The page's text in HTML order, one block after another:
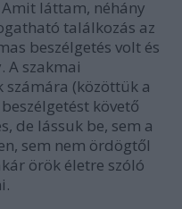
láttam, néhány
találkozás az
beszélgetés volt és
A szakmai
(közöttük a
követő
de lássuk be, sem a
sem nem ördögtől
örök életre szóló